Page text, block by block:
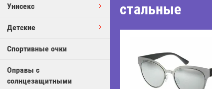
Унисекс
Детские
Спортивные очки
Оправы с
солнцезащитными
стальные